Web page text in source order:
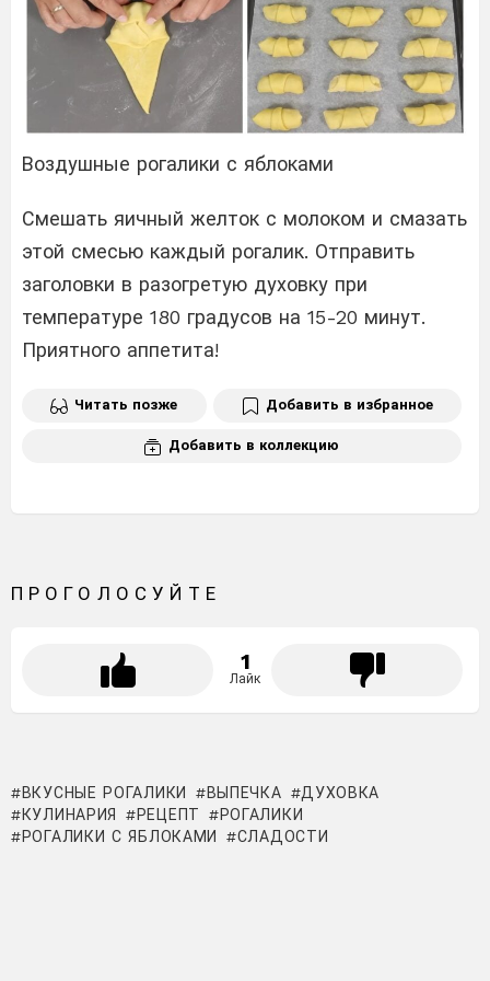
Воздушные рогалики с яблоками
Смешать яичный желток с молоком и смазать
этой смесью каждый рогалик. Отправить
заголовки в разогретую духовку при
температуре 180 градусов на 15-20 минут.
Приятного аппетита!
Читать позже Добавить в избранное
Добавить в коллекцию
ПРОГОЛОСУЙТЕ
1
Лайк
ВКУСНЫЕ РОГАЛИКИ ВЫПЕЧКА
ДУХОВКА
КУЛИНАРИЯ
РЕЦЕПТ
РОГАЛИКИ
РОГАЛИКИ С ЯБЛОКАМИ
СЛАДОСТИ